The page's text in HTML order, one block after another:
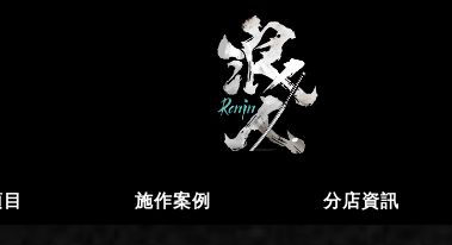
施作案例 分店資訊